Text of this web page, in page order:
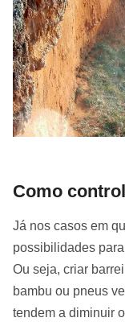
Como
Já nos casos em
possibilidades
Ou seja, criar
bambu ou pneus
tendem a diminuir